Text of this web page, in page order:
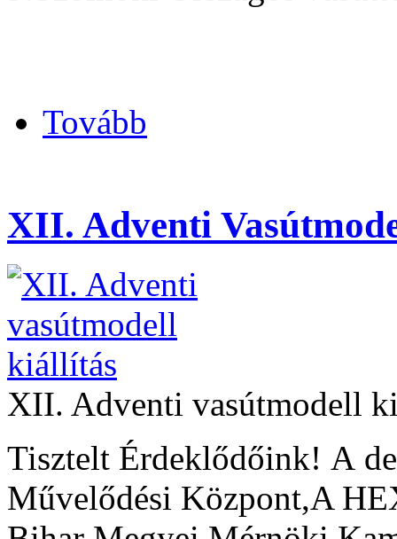
Tovább
XII. Adventi
XII. Adventi vasútmodell
Tisztelt Érdeklődőink! A
Művelődési Központ,A